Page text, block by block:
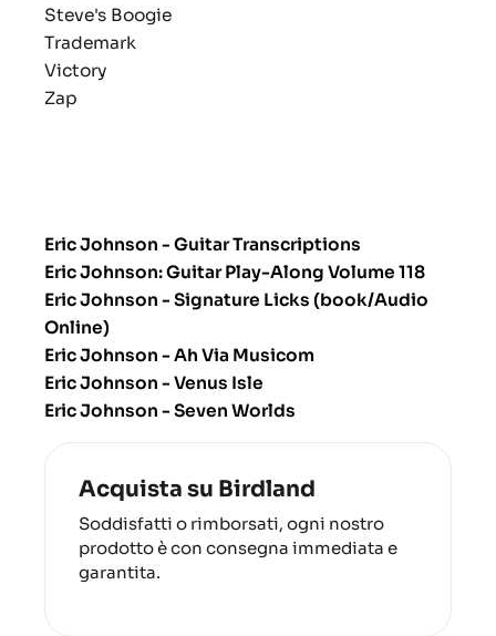
Steve's Boogie
Trademark
Victory
Zap
Eric Johnson - Guitar Transcriptions
Eric Johnson: Guitar Play-Along Volume 118
Eric Johnson - Signature Licks (book/Audio
Online)
Eric Johnson - Ah Via Musicom
Eric Johnson - Venus Isle
Eric Johnson - Seven Worlds
Acquista su Birdland
Soddisfatti o rimborsati, ogni nostro
prodotto è con consegna immediata e
garantita.